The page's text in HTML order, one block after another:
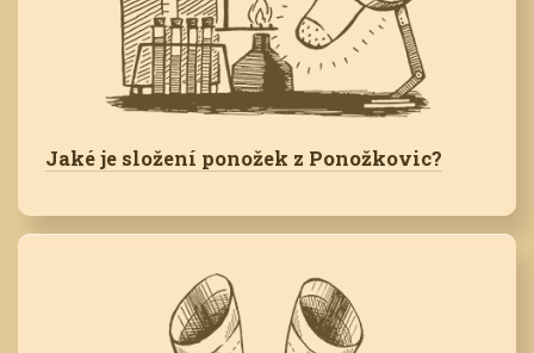
Jaké je složení ponožek z Ponožkovic?